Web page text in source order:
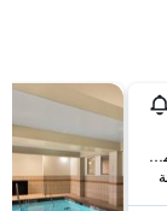
3533 Hickory Hill Road, ممفيس (تنيسي), TN, الولايات المتحدة الأميريكية